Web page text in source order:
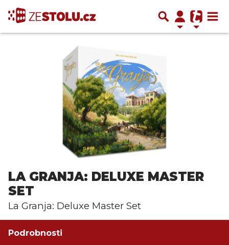
LA GRANJA: DELUXE MASTER
SET
La Granja: Deluxe Master Set
Podrobnosti